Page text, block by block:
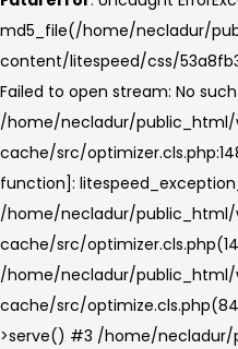
md5_file(/home/necladur/
content/litespeed/css/
Failed to open stream: No
/home/necladur/
cache/src/
function]:
/home/necladur/
cache/src/
/home/necladur/
cache/src/
>serve() #3 /home/